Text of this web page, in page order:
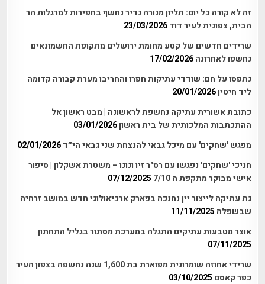
זה לא קורה כל יום: תליון מנורה נדיר נחשף בחפירות למרגלות הר
הבית, צפונית לעיר דוד 23/03/2026
שרידים חדשים של קטע מחומת ירושלים מתקופת החשמונאים
נחשפו לאחרונה 17/02/2026
נתפסו על חם: שודדי עתיקות חפרו והחריבו מערת קבורה קדומה
ליד חיטין20/01/2026
כתובת אשורית עתיקה נחשפת לראשונה | מבט ראשון אל
ההתכתבות המלכותית של בית ראשון03/01/2026
מפגש 'שחקים' עם מיכל גבאי להנצחת שני גבאי הי״ד 02/01/2026
חניכי 'שחקים' נפגשו עם רס"ר זיו ונונו – משטרת אשקלון | סיפור
אישי מבוקר מתקפת ה 7/10
07/12/2025
גת עתיקה לייצור יין נחנכה בפארק ארכיאולוגי חדש במושב זרחיה
שבשפלה 11/11/2025
אוצר מטבעות עתיקים התגלה במערכת מסתור בגליל התחתון
07/11/2025
שרידי אחוזה שומרונית מפוארת בת 1,600 שנה נחשפה בצפון העיר
כפר קאסם 03/10/2025